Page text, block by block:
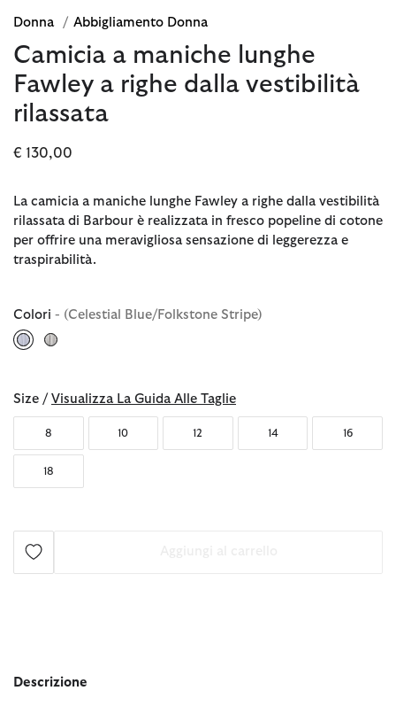
Donna / Abbigliamento Donna
Camicia a maniche lunghe
Fawley a righe dalla vestibilità
rilassata
€ 130,00
La camicia a maniche lunghe Fawley a righe dalla vestibilità
rilassata di Barbour è realizzata in fresco popeline di cotone
per offrire una meravigliosa sensazione di leggerezza e
traspirabilità.
Colori - (Celestial Blue/Folkstone Stripe)
Size / Visualizza La Guida Alle Taglie
8 10 12 14 16
18
Descrizione